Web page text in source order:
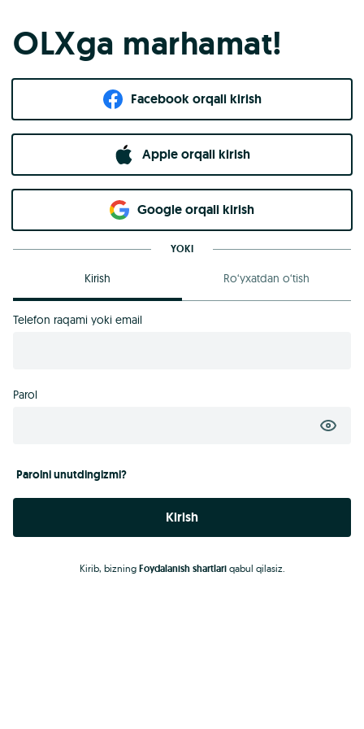
OLXga marhamat!
Facebook orqali kirish​
Apple orqali kirish
Goo​g​le orqali kirish
YOKI
Kirish Ro‘yxatdan o‘tish
Telefon raqami yoki email
Parol
Parolni unutdingizmi?
Kirish
Kirib, bizning Foydalanish shartlariqabul qilasiz.